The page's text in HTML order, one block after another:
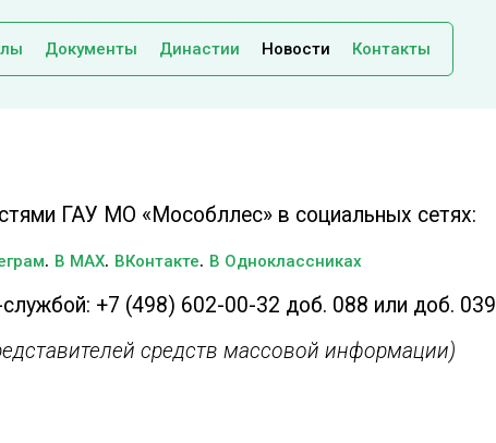
Документы Династии Новости Контакты
ГАУ МО «Мособллес» в социальных сетях:
. В MAX. ВКонтакте. В Одноклассниках
+7 (498) 602-00-32 доб. 088 или доб. 039
средств массовой информации)